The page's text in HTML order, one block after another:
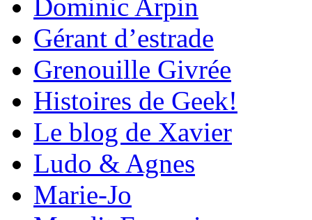
Dominic Arpin
Gérant d’estrade
Grenouille Givrée
Histoires de Geek!
Le blog de Xavier
Ludo & Agnes
Marie-Jo